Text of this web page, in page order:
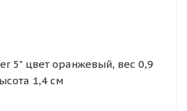
5" цвет оранжевый, вес 0,9
1,4 см